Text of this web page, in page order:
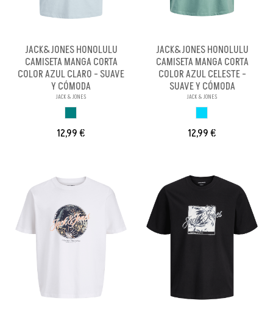
JACK&JONES HONOLULU
CAMISETA MANGA CORTA
COLOR AZUL CLARO - SUAVE
Y CÓMODA
JACK & JONES
12,99 €
JACK&JONES HONOLULU
CAMISETA MANGA CORTA
COLOR AZUL CELESTE -
SUAVE Y CÓMODA
JACK & JONES
12,99 €